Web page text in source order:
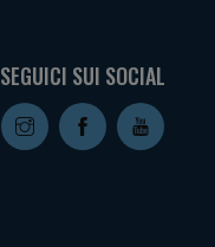
SEGUICI SUI SOCIAL